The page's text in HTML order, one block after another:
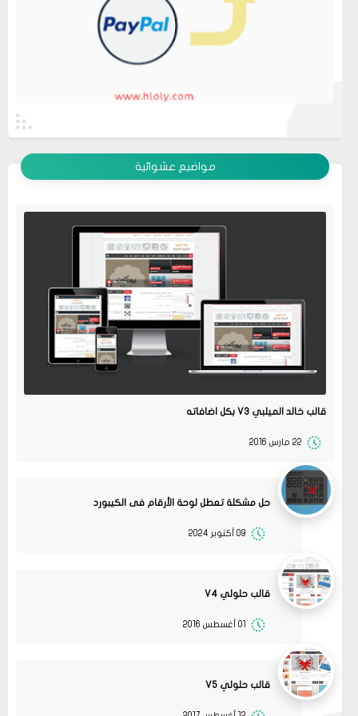
مواضيع عشوائية
قالب خالد الميلبي V3 بكل اضافاته
22 مارس 2016
حل مشكلة تعطل لوحة الأرقام فى الكيبورد
09 أكتوبر 2024
قالب حلولي V4
01 أغسطس 2016
قالب حلولي V5
11 2022
مشاركة
08